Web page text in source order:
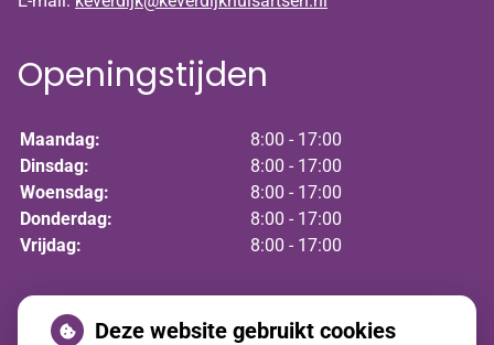
Openingstijden
Maandag:
8:00 - 17:00
Dinsdag:
8:00 - 17:00
Woensdag:
8:00 - 17:00
Donderdag:
8:00 - 17:00
Vrijdag:
8:00 - 17:00
NieuwsDeze website gebruikt cookies